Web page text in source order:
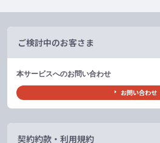
ご検討中のお客さま
本サービスへのお問い合わせ
お問い合わせ
契約約款・利用規約